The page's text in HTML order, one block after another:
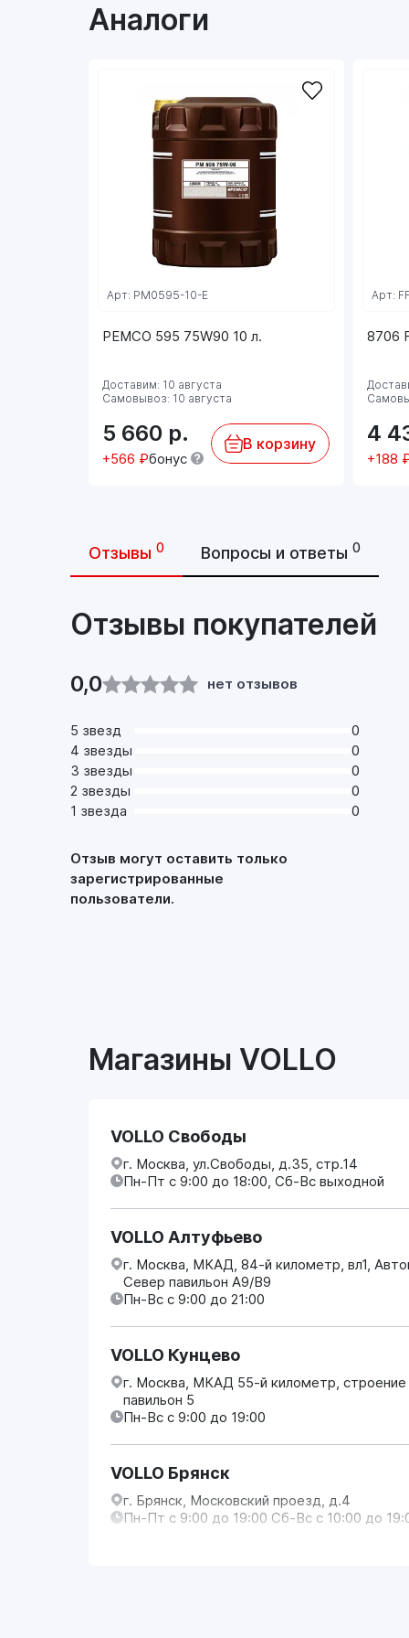
Аналоги
PEMCO 595 75W90 10 л.
Арт: PM0595-10-E
Доставим: 10 августа
Самовывоз: 10 августа
5 660 р.
+566 ₽бонус
В корзину
8706
Арт:
4
+188
Отзывы 0 Вопросы и ответы 0
Отзывы покупателей
0,0 нет отзывов
5 звезд
0
4 звезды
0
3 звезды
0
2 звезды
0
1 звезда
0
Отзыв могут оставить только
зарегистрированные
пользователи.
Магазины VOLLO
VOLLO Свободы
г. Москва, ул.Свободы, д.35, стр.14
Пн-Пт с 9:00 до 18:00, Сб-Вс выходной
VOLLO Алтуфьево
г. Москва, МКАД, 84-й километр, вл1,
Север павильон А9/В9
Пн-Вс с 9:00 до 21:00
VOLLO Кунцево
г. Москва, МКАД 55-й километр, строение
павильон 5
Пн-Вс с 9:00 до 19:00
VOLLO Брянск
г. Брянск, Московский проезд, д.4
Пн-Пт с 9:00 до 19:00 Сб-Вс с 10:00 до